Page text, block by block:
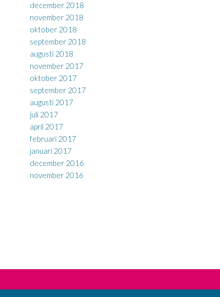
december 2018
november 2018
oktober 2018
september 2018
augusti 2018
november 2017
oktober 2017
september 2017
augusti 2017
juli 2017
april 2017
februari 2017
januari 2017
december 2016
november 2016